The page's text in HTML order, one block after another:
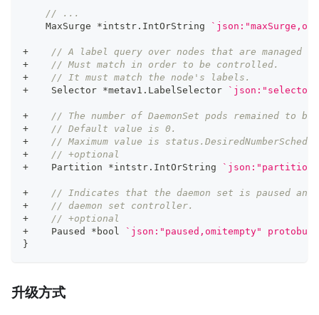
// ...
    MaxSurge
*intstr . IntOrString
+
// A label query over nodes that are managed
+
// Must match in order to be controlled.
+
// It must match the node's labels.
+
    Selector
*metav1 . LabelSelector
+
// The number of DaemonSet pods remained to
+
// Default value is 0.
+
// Maximum value is
+
// +optional
+
    Partition
*intstr . IntOrString
+
// Indicates that the daemon set is paused
+
// daemon set controller.
+
// +optional
+
    Paused
* bool
`json:"paused,omitempty"
}
升级方式